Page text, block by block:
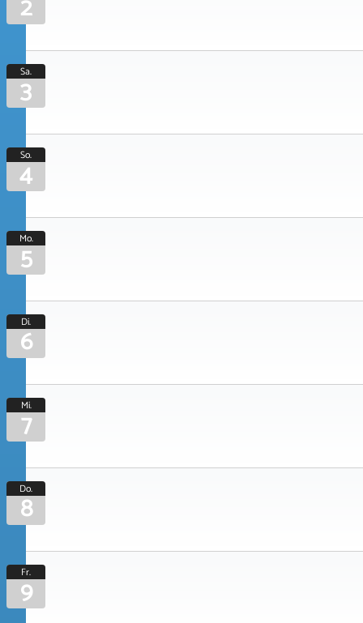
2
Sa.
3
So.
4
Mo.
5
Di.
6
Mi.
7
Do.
8
Fr.
9